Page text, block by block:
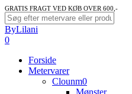
Skip
to
main
content
GRATIS FRAGT VED KØB OVER 600,-
Close
Search
ByLilani
search
account
0
Forside
Metervarer
Clounm0
Mønster